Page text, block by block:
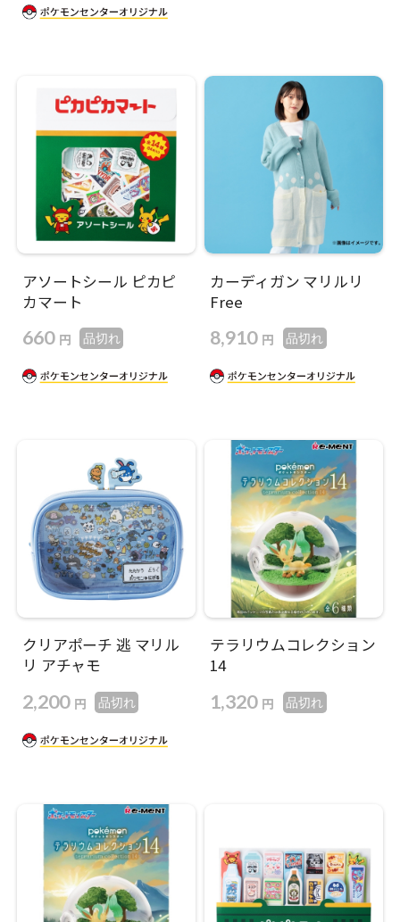
アソートシール ピカピ
カマート
660 円 品切れ
カーディガン マリルリ
Free
8,910 円 品切れ
クリアポーチ 逃 マリル
リ アチャモ
2,200 円 品切れ
テラリウムコレクション
14
1,320 円 品切れ